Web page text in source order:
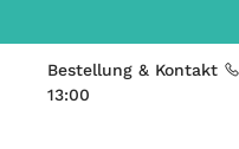
Bestellung & Kontakt
13:00